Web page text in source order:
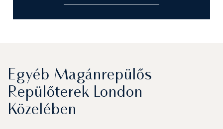
Egyéb Magánrepülős
Repülőterek London
Közelében